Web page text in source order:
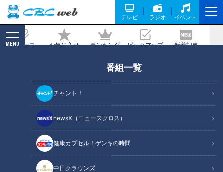
テレビ ラジオ イベント
ニュース お気に入り ランキング ピックアップ 新着記事
MENU
番組一覧
チャント！
newsX（ニュースクロス）
健康カプセル！ゲンキの時間
中日クラウンズ
「6秒数える」「深呼吸する」などがオ
ススメ
2023/01/31 15:31